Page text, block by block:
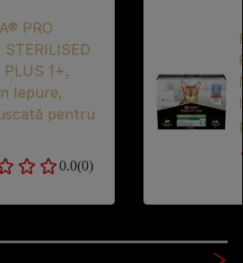
PRO
STERILISED
PLUS 1+,
Iepure,
pentru
0.0(0)